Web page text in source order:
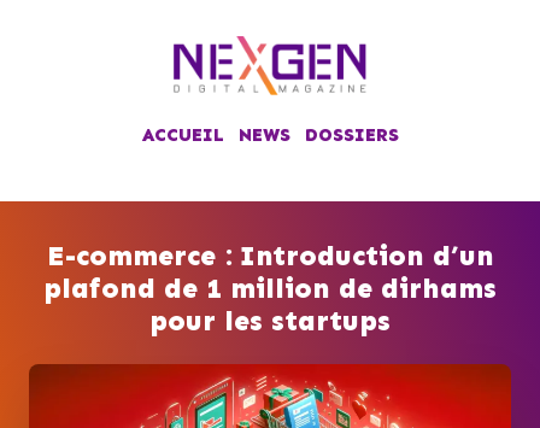
ACCUEIL NEWS DOSSIERS
E-commerce : Introduction d’un
plafond de 1 million de dirhams
pour les startups